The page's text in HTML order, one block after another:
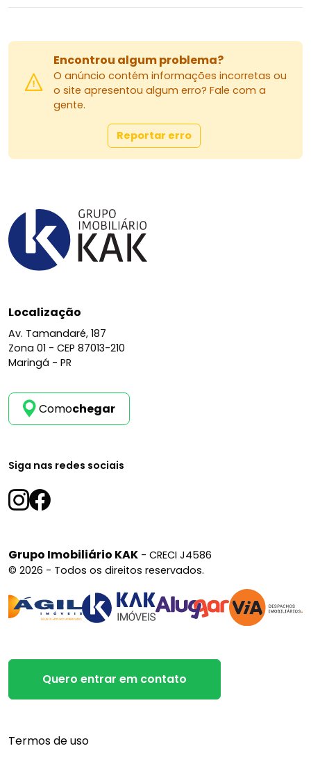
Encontrou algum problema?
O anúncio contém informações incorretas ou
o site apresentou algum erro? Fale com a
gente.
Reportar erro
Localização
Av. Tamandaré, 187
Zona 01 - CEP 87013-210
Maringá - PR
Comochegar
Siga nas redes sociais
Grupo Imobiliário KAK - CRECI J4586
© 2026 - Todos os direitos reservados.
Quero entrar em contato
Termos de uso